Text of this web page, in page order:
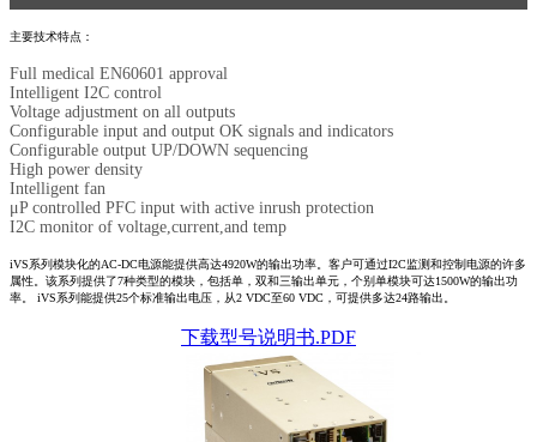
主要技术特点：
Full medical EN60601 approval
Intelligent I2C control
Voltage adjustment on all outputs
Configurable input and output OK signals and indicators
Configurable output UP/DOWN sequencing
High power density
Intelligent fan
μP controlled PFC input with active inrush protection
I2C monitor of voltage,current,and temp
iVS系列模块化的AC-DC电源能提供高达4920W的输出功率。客户可通过I2C监测和控制电源的许多
属性。该系列提供了7种类型的模块，包括单，双和三输出单元，个别单模块可达1500W的输出功
率。 iVS系列能提供25个标准输出电压，从2 VDC至60 VDC，可提供多达24路输出。
下载型号说明书.PDF